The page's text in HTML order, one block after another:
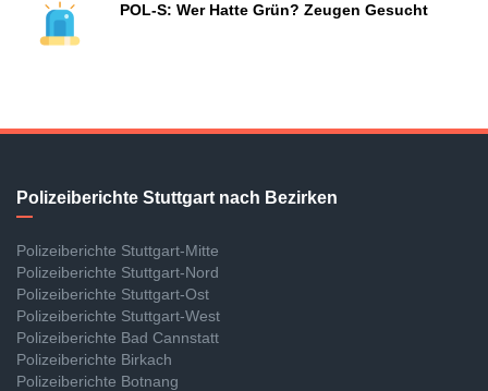
POL-S: Wer Hatte Grün? Zeugen Gesucht
Polizeiberichte Stuttgart nach Bezirken
Polizeiberichte Stuttgart-Mitte
Polizeiberichte Stuttgart-Nord
Polizeiberichte Stuttgart-Ost
Polizeiberichte Stuttgart-West
Polizeiberichte Bad Cannstatt
Polizeiberichte Birkach
Polizeiberichte Botnang